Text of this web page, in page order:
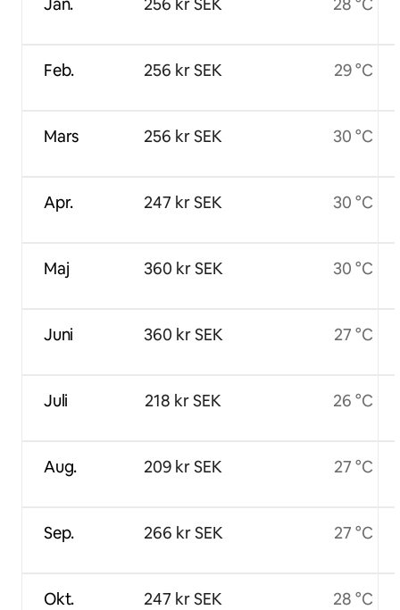
Feb.
Mars
Apr.
Maj
Juni
Juli
Aug.
Sep.
Okt.
256 kr SEK
256 kr SEK
247 kr SEK
360 kr SEK
360 kr SEK
218 kr SEK
209 kr SEK
266 kr SEK
247 kr SEK
29 °C
30 °C
30 °C
30 °C
27 °C
26 °C
27 °C
27 °C
28 °C